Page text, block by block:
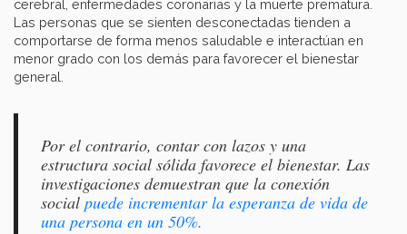
cerebral, enfermedades coronarias y la muerte prematura.
Las personas que se sienten desconectadas tienden a
comportarse de forma menos saludable e interactúan en
menor grado con los demás para favorecer el bienestar
general.
Por el contrario, contar con lazos y una
estructura social sólida favorece el bienestar. Las
investigaciones demuestran que la conexión
social puede incrementar la esperanza de vida de
una persona en un 50%.